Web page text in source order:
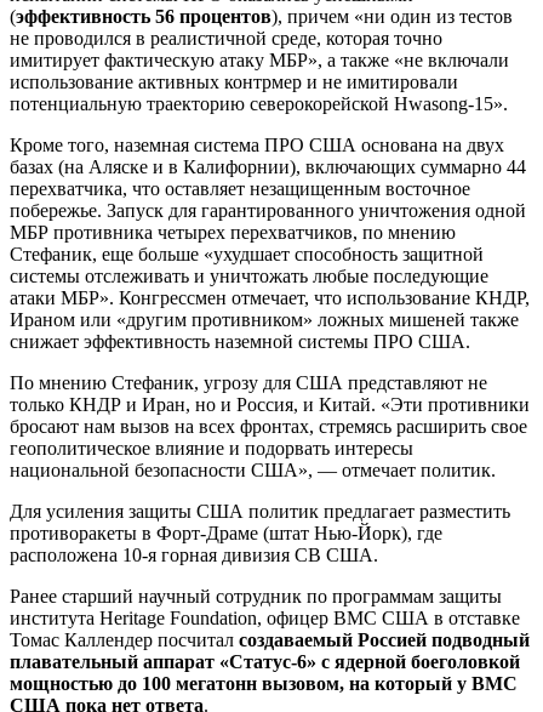
(эффективность 56 процентов), причем «ни один из тестов
не проводился в реалистичной среде, которая точно
имитирует фактическую атаку МБР», а также «не включали
использование активных контрмер и не имитировали
потенциальную траекторию северокорейской Hwasong-15».
Кроме того, наземная система ПРО США основана на двух
базах (на Аляске и в Калифорнии), включающих суммарно 44
перехватчика, что оставляет незащищенным восточное
побережье. Запуск для гарантированного уничтожения одной
МБР противника четырех перехватчиков, по мнению
Стефаник, еще больше «ухудшает способность защитной
системы отслеживать и уничтожать любые последующие
атаки МБР». Конгрессмен отмечает, что использование КНДР,
Ираном или «другим противником» ложных мишеней также
снижает эффективность наземной системы ПРО США.
По мнению Стефаник, угрозу для США представляют не
только КНДР и Иран, но и Россия, и Китай. «Эти противники
бросают нам вызов на всех фронтах, стремясь расширить свое
геополитическое влияние и подорвать интересы
национальной безопасности США», — отмечает политик.
Для усиления защиты США политик предлагает разместить
противоракеты в Форт-Драме (штат Нью-Йорк), где
расположена 10-я горная дивизия СВ США.
Ранее старший научный сотрудник по программам защиты
института Heritage Foundation, офицер ВМС США в отставке
Томас Каллендер посчитал создаваемый Россией подводный
плавательный аппарат «Статус-6» с ядерной боеголовкой
мощностью до 100 мегатонн вызовом, на который у ВМС
США пока нет ответа.